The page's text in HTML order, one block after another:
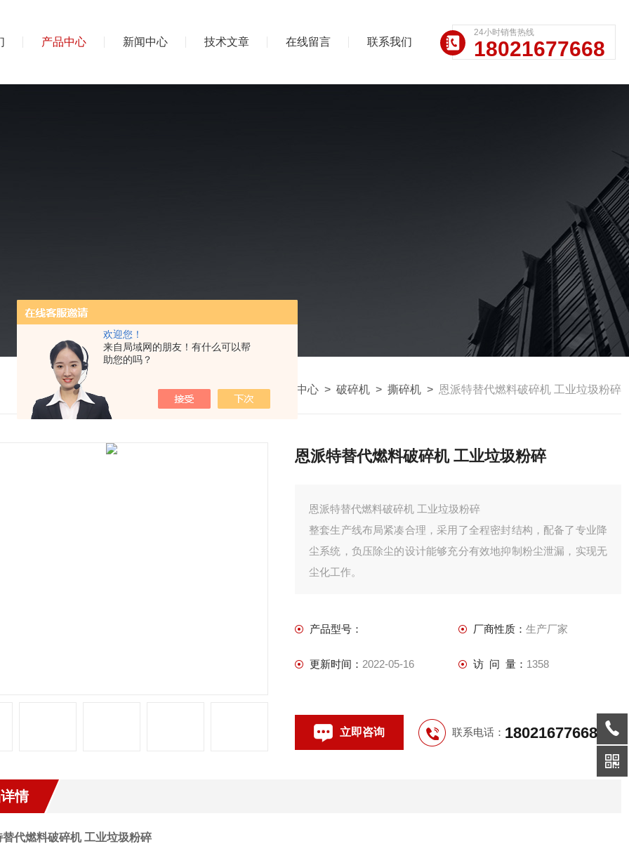
欢迎您！
来自局域网的朋友！有什么可以帮
助您的吗？
产品中心 新闻中心 技术文章 在线留言 联系我们
24小时销售热线
18021677668
我的位置：首页> 产品中心 > 破碎机 > 撕碎机 > 恩派特替代燃料破碎机 工业垃圾粉碎
恩派特替代燃料破碎机 工业垃圾粉碎
恩派特替代燃料破碎机 工业垃圾粉碎
整套生产线布局紧凑合理，采用了全程密封结构，配备了专业降
尘系统，负压除尘的设计能够充分有效地抑制粉尘泄漏，实现无
尘化工作。
产品型号： 厂商性质： 生产厂家
更新时间： 2022-05-16 访 问 量： 1358
立即咨询 联系电话： 18021677668
情
替代燃料破碎机 工业垃圾粉碎